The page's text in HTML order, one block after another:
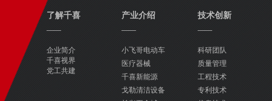
了解千喜
——
企业简介
千喜视界
党工共建
产业介绍
——
小飞哥电动车
医疗器械
千喜新能源
戈勒清洁设备
技术创新
——
科研团队
质量管理
工程技术
专利技术